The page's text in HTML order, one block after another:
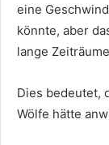
eine
könnte, aber
lange
Dies bedeutet,
Wölfe hätte